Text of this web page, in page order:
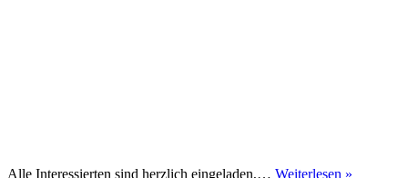
Alle Interessierten sind herzlich eingeladen,… Weiterlesen »